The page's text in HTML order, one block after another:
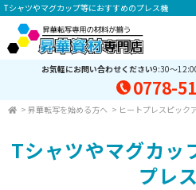
Tシャツやマグカップ等におすすめのプレス機
お気軽にお問い合わせください9:30～
0778-
> 昇華転写を始める方へ > ヒートプレスピック
Tシャツやマグカッ
プレ